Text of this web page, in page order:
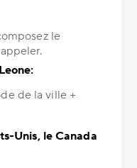
le
de la ville +
Unis, le Canada